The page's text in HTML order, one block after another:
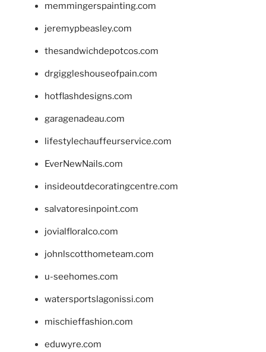
memmingerspainting.com
jeremypbeasley.com
thesandwichdepotcos.com
drgiggleshouseofpain.com
hotflashdesigns.com
garagenadeau.com
lifestylechauffeurservice.com
EverNewNails.com
insideoutdecoratingcentre.com
salvatoresinpoint.com
jovialfloralco.com
johnlscotthometeam.com
u-seehomes.com
watersportslagonissi.com
mischieffashion.com
eduwyre.com